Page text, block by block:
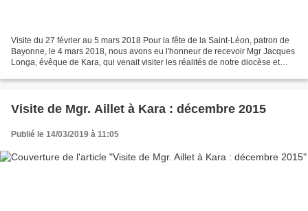
Visite du 27 février au 5 mars 2018 Pour la fête de la Saint-Léon, patron de
Bayonne, le 4 mars 2018, nous avons eu l'honneur de recevoir Mgr Jacques
Longa, évêque de Kara, qui venait visiter les réalités de notre diocèse et
Visite de Mgr. Aillet à Kara : décembre 2015
Publié le 14/03/2019 à 11:05